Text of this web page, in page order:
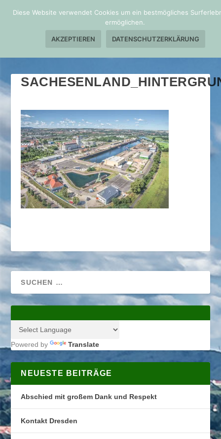
Powered by Translate
NEUESTE BEITRÄGE
Abschied mit großem Dank und Respekt
Kontakt Dresden
Diese Website verwendet Cookies um ein bestmögliches
ermöglichen.
AKZEPTIEREN DATENSCHUTZERKLÄRUNG